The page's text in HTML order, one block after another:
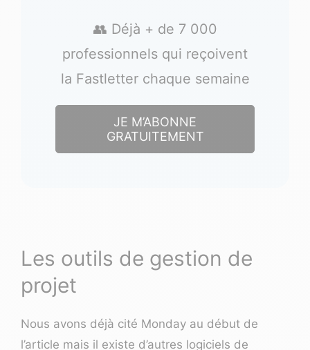
👥 Déjà + de 7 000
professionnels qui reçoivent
la Fastletter chaque semaine
JE M’ABONNE
GRATUITEMENT
Les outils de gestion de
projet
Nous avons déjà cité Monday au début de
l’article mais il existe d’autres logiciels de